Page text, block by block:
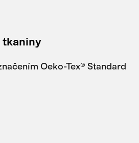
tkaniny
Oeko-Tex® Standard